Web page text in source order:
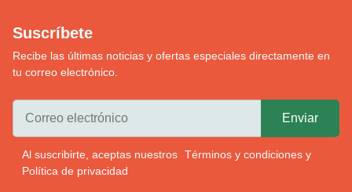
Suscríbete
Recibe las últimas noticias y ofertas especiales directamente en
tu correo electrónico.
Al suscribirte, aceptas nuestros Términos y condiciones y
Política de privacidad